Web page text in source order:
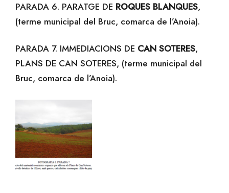
PARADA 6. PARATGE DE ROQUES BLANQUES,
(terme municipal del Bruc, comarca de l’Anoia).
PARADA 7. IMMEDIACIONS DE CAN SOTERES,
PLANS DE CAN SOTERES, (terme municipal del
Bruc, comarca de l’Anoia).